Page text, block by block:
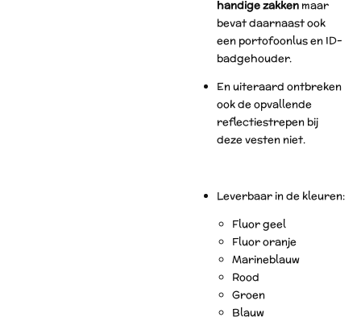
handige zakken maar
bevat daarnaast ook
een portofoonlus en ID-
badgehouder.
En uiteraard ontbreken
ook de opvallende
reflectiestrepen bij
deze vesten niet.
Leverbaar in de kleuren:
Fluor geel
Fluor oranje
Marineblauw
Rood
Groen
Blauw